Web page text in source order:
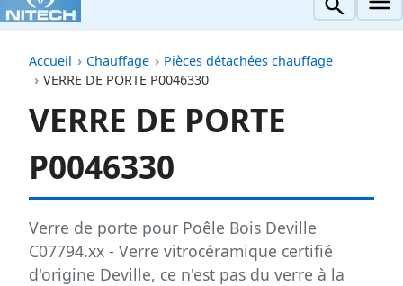
Accueil Chauffage
Pièces détachées chauffage
VERRE DE PORTE P0046330
VERRE DE PORTE
P0046330
Verre de porte pour Poêle Bois Deville
C07794.xx - Verre vitrocéramique certifié
d'origine Deville, ce n'est pas du verre à la